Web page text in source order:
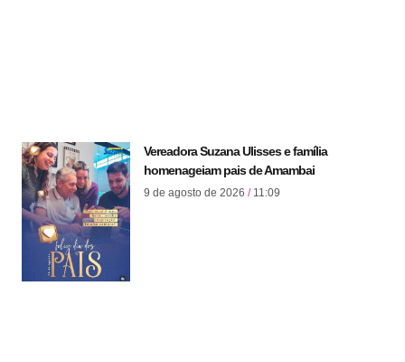
Vereadora Suzana Ulisses e família
homenageiam pais de Amambai
9 de agosto de 2026 11:09